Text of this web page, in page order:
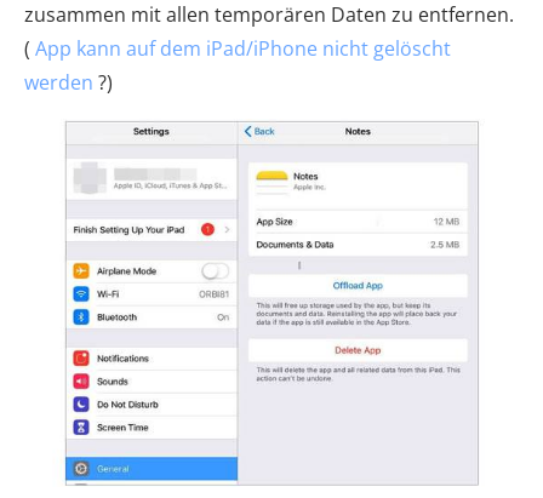
zusammen mit allen temporären Daten zu entfernen.
( App kann auf dem iPad/iPhone nicht gelöscht
werden ?)